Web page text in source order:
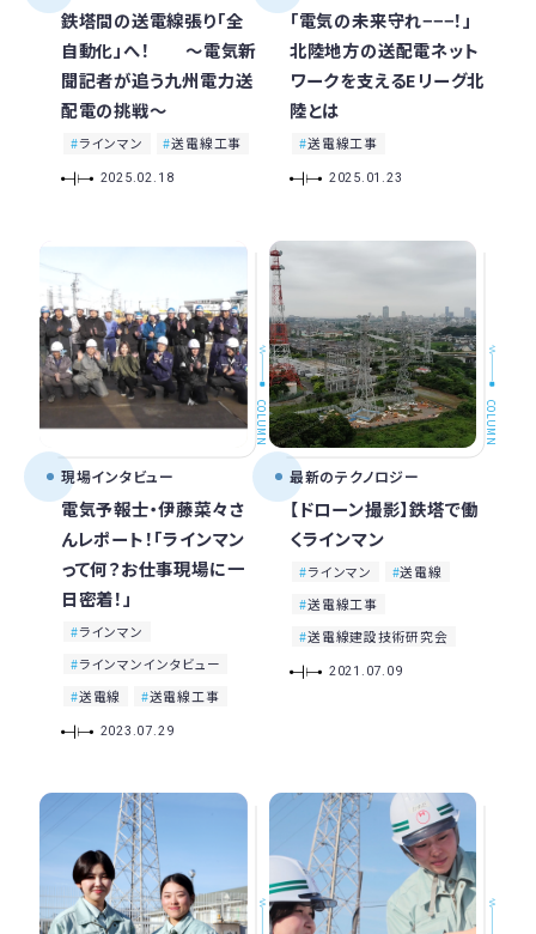
鉄塔間の送電線張り「全
自動化」へ！ ～電気新
聞記者が追う九州電力送
配電の挑戦～
ラインマン 送電線工事
2025.02.18
「電気の未来守れ−−−！」
北陸地方の送配電ネット
ワークを支えるEリーグ北
陸とは
送電線工事
2025.01.23
COLUMN
現場インタビュー
電気予報士・伊藤菜々さ
んレポート！「ラインマン
って何？お仕事現場に一
日密着！」
ラインマン
ラインマンインタビュー
送電線
送電線工事
2023.07.29
COLUMN
最新のテクノロジー
【ドローン撮影】鉄塔で働
くラインマン
ラインマン
送電線
送電線工事
送電線建設技術研究会
2021.07.09